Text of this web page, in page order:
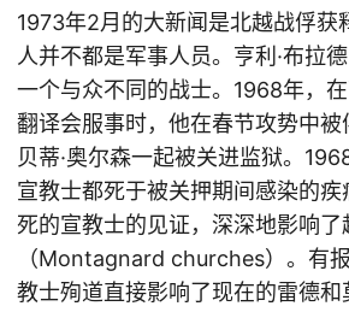
1973年2月的大新闻是北越战俘获
人并不都是军事人员。亨利·布拉
一个与众不同的战士。1968年，
翻译会服事时，他在春节攻势中
贝蒂·奥尔森一起被关进监狱。
宣教士都死于被关押期间感染的
死的宣教士的见证，深深地影响了
（Montagnard churches）。有
教士殉道直接影响了现在的雷德和